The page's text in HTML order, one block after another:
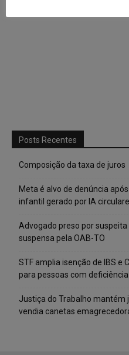
Posts Recentes
Composição da taxa de juros
Meta é alvo de denúncia
infantil gerado por IA
Advogado preso por
suspensa pela OAB-TO
STF amplia isenção de IBS e
para pessoas com
Justiça do Trabalho mantém
vendia canetas